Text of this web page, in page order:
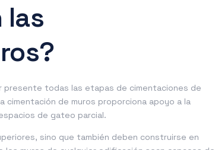
las
presente todas las etapas de cimentaciones de
de muros proporciona apoyo a la
de gateo parcial.
sino que también deben construirse en